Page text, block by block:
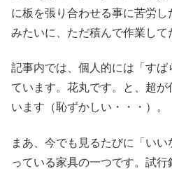
に板を張り合わせる事に苦労
みたいに、ただ積んで作業して
記事内では、個人的には「す
ています。花丸です。と、超
います（恥ずかしい・・・）。
まあ、今でも見るたびに「い
っている家具の一つです。試行